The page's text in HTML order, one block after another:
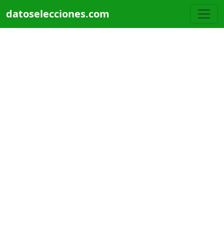
datoselecciones.com